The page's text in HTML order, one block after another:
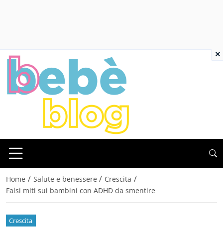
Home / Salute e benessere / Crescita /
Falsi miti sui bambini con ADHD da smentire
Crescita
×